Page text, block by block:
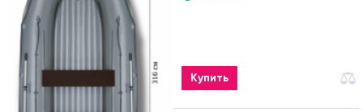
Купить